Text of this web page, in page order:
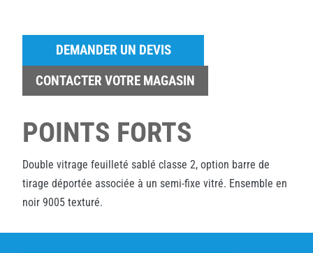
DEMANDER UN DEVIS
CONTACTER VOTRE MAGASIN
POINTS FORTS
Double vitrage feuilleté sablé classe 2, option barre de
tirage déportée associée à un semi-fixe vitré. Ensemble en
noir 9005 texturé.